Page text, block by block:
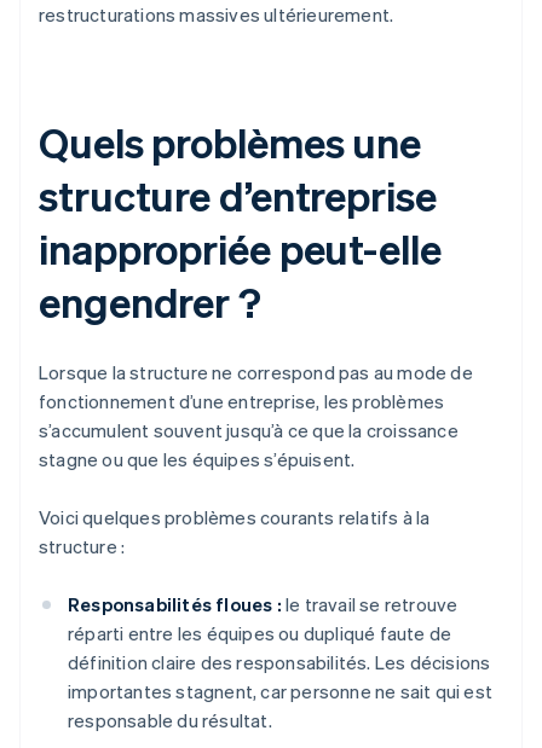
restructurations massives ultérieurement.
Quels problèmes une
structure d’entreprise
inappropriée peut-elle
engendrer ?
Lorsque la structure ne correspond pas au mode de
fonctionnement d’une entreprise, les problèmes
s’accumulent souvent jusqu’à ce que la croissance
stagne ou que les équipes s’épuisent.
Voici quelques problèmes courants relatifs à la
structure :
Responsabilités floues : le travail se retrouve
réparti entre les équipes ou dupliqué faute de
définition claire des responsabilités. Les décisions
importantes stagnent, car personne ne sait qui est
responsable du résultat.